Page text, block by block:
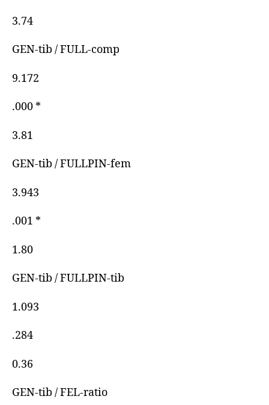
3.74
GEN-tib / FULL-comp
9.172
.000 *
3.81
GEN-tib / FULLPIN-fem
3.943
.001 *
1.80
GEN-tib / FULLPIN-tib
1.093
.284
0.36
GEN-tib / FEL-ratio